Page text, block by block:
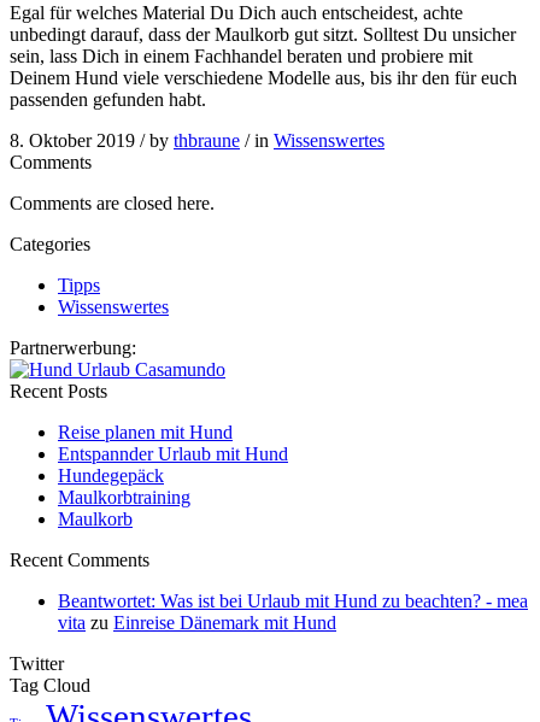
Egal für welches Material Du Dich auch entscheidest, achte
unbedingt darauf, dass der Maulkorb gut sitzt. Solltest Du unsicher
sein, lass Dich in einem Fachhandel beraten und probiere mit
Deinem Hund viele verschiedene Modelle aus, bis ihr den für euch
passenden gefunden habt.
8. Oktober 2019 /by thbraune / in Wissenswertes
Comments
Comments are closed here.
Categories
Tipps
Wissenswertes
Partnerwerbung:
Recent Posts
Reise planen mit Hund
Entspannder Urlaub mit Hund
Hundegepäck
Maulkorbtraining
Maulkorb
Recent Comments
Beantwortet: Was ist bei Urlaub mit Hund zu beachten? - mea
vita zu Einreise Dänemark mit Hund
Twitter
Tag Cloud